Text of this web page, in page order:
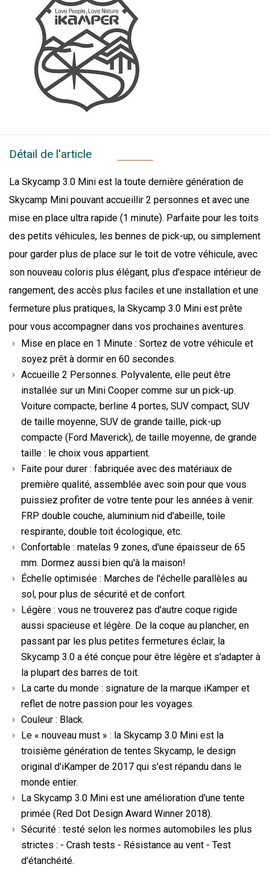
Détail de l'article
La Skycamp 3.0 Mini est la toute dernière génération de
Skycamp Mini pouvant accueillir 2 personnes et avec une
mise en place ultra rapide (1 minute). Parfaite pour les toits
des petits véhicules, les bennes de pick-up, ou simplement
pour garder plus de place sur le toit de votre véhicule, avec
son nouveau coloris plus élégant, plus d'espace intérieur de
rangement, des accès plus faciles et une installation et une
fermeture plus pratiques, la Skycamp 3.0 Mini est prête
pour vous accompagner dans vos prochaines aventures.
Mise en place en 1 Minute : Sortez de votre véhicule et
soyez prêt à dormir en 60 secondes.
Accueille 2 Personnes. Polyvalente, elle peut être
installée sur un Mini Cooper comme sur un pick-up.
Voiture compacte, berline 4 portes, SUV compact, SUV
de taille moyenne, SUV de grande taille, pick-up
compacte (Ford Maverick), de taille moyenne, de grande
taille : le choix vous appartient.
Faite pour durer : fabriquée avec des matériaux de
première qualité, assemblée avec soin pour que vous
puissiez profiter de votre tente pour les années à venir.
FRP double couche, aluminium nid d'abeille, toile
respirante, double toit écologique, etc.
Confortable : matelas 9 zones, d'une épaisseur de 65
mm. Dormez aussi bien qu'à la maison!
Échelle optimisée : Marches de l'échelle parallèles au
sol, pour plus de sécurité et de confort.
Légère : vous ne trouverez pas d'autre coque rigide
aussi spacieuse et légère. De la coque au plancher, en
passant par les plus petites fermetures éclair, la
Skycamp 3.0 a été conçue pour être légère et s'adapter à
la plupart des barres de toit.
La carte du monde : signature de la marque iKamper et
reflet de notre passion pour les voyages.
Couleur : Black.
Le « nouveau must » : la Skycamp 3.0 Mini est la
troisième génération de tentes Skycamp, le design
original d'iKamper de 2017 qui s'est répandu dans le
monde entier.
La Skycamp 3.0 Mini est une amélioration d'une tente
primée (Red Dot Design Award Winner 2018).
Sécurité : testé selon les normes automobiles les plus
strictes : - Crash tests - Résistance au vent - Test
d'étanchéité.